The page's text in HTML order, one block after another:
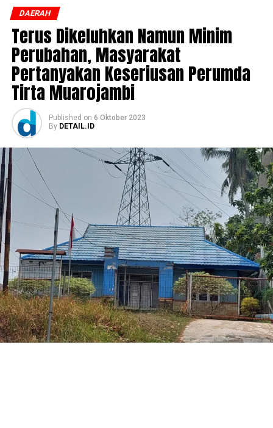
DAERAH
Terus Dikeluhkan Namun Minim
Perubahan, Masyarakat
Pertanyakan Keseriusan Perumda
Tirta Muarojambi
Published on 6 Oktober 2023
By DETAIL.ID